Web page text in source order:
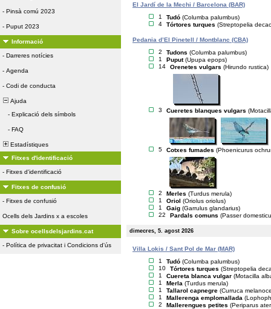
- Pinsà comú 2023
- Puput 2023
Informació
- Darreres notícies
- Agenda
- Codi de conducta
Ajuda
- Explicació dels símbols
- FAQ
Estadístiques
Fitxes d'identificació
- Fitxes d'identificació
Fitxes de confusió
- Fitxes de confusió
Ocells dels Jardins x a escoles
Sobre ocellsdelsjardins.cat
- Política de privacitat i Condicions d'ús
El Jardí de la Mechi / Barcelona (BAR)
1
Tudó (Columba palumbus)
4
Tórtores turques (Streptopelia
Pedania d’El Pinetell / Montblanc (CBA)
2
Tudons (Columba palumbus)
1
Puput (Upupa epops)
14
Orenetes vulgars (Hirundo rustica)
3 Cueretes blanques vulgars
5 Cotxes fumades (Phoenicurus
2 Merles (Turdus merula)
1
Oriol (Oriolus oriolus)
1
Gaig (Garrulus glandarius)
22
Pardals comuns (Passer
dimecres, 5. agost 2026
Villa Lokis / Sant Pol de Mar (MAR)
1
Tudó (Columba palumbus)
10
Tórtores turques (Streptopelia
1
Cuereta blanca vulgar (Motacilla
1
Merla (Turdus merula)
1
Tallarol capnegre (Curruca
1
Mallerenga emplomallada
2
Mallerengues petites (Periparus